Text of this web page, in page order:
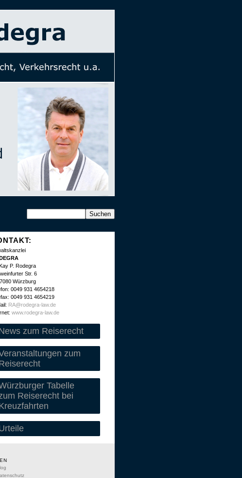
P. Rodegra
Str. 6
Würzburg
0049 931 4654218
0049 931 4654219
RA@rodegra-law.de
www.rodegra-law.de
zum Reiserecht
zum
Tabelle
Reiserecht bei